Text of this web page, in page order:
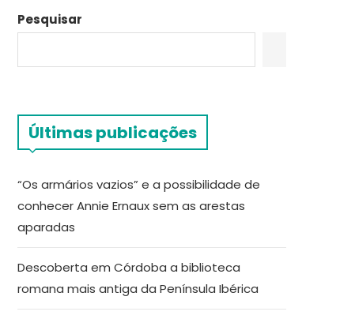
Pesquisar
Últimas publicações
“Os armários vazios” e a possibilidade de
conhecer Annie Ernaux sem as arestas
aparadas
Descoberta em Córdoba a biblioteca
romana mais antiga da Península Ibérica